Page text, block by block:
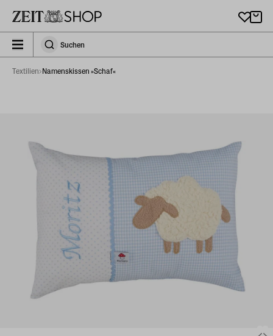
zeit_storefront.components.search.collapsed
SuchenSuchen
Textilien Namenskissen »Schaf«